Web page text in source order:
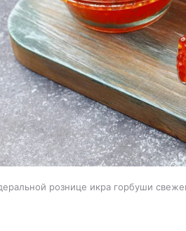
рознице икра горбуши